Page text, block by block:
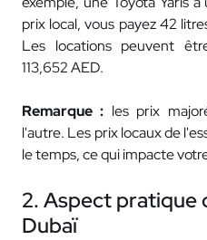
prix local, vous payez 42
Les locations peuvent
113,652 AED.
Remarque : les prix
l'autre. Les prix locaux de
le temps, ce qui impacte
2. Aspect pratique
Dubaï